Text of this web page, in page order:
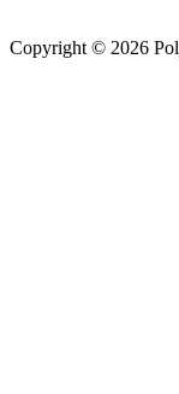
Copyright © 2026